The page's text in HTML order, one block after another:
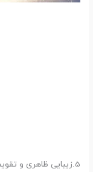
5.زیبایی ظاهری و تقویت دکور محوطه